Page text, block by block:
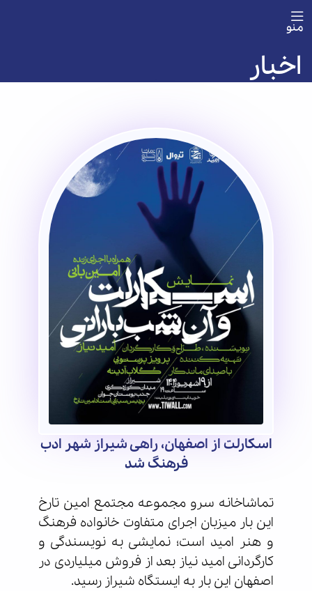
منو
اخبار
اسکارلت از اصفهان، راهی شیراز شهر ادب
فرهنگ شد
تماشاخانه سرو مجموعه مجتمع امین تارخ
این بار میزبان اجرای متفاوت خانواده فرهنگ
و هنر امید است؛ نمایشی به نویسندگی و
کارگردانی امید نیاز بعد از فروش میلیاردی در
اصفهان این بار به ایستگاه شیراز رسید.